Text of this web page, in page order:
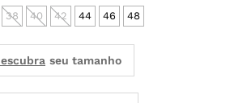
38 40 42 44 46 48